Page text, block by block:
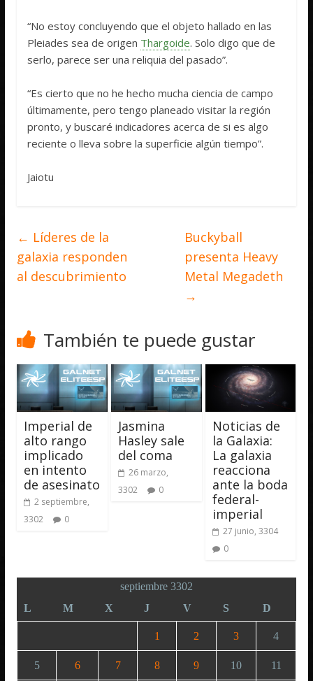
“No estoy concluyendo que el objeto hallado en las
Pleiades sea de origen Thargoide. Solo digo que de
serlo, parece ser una reliquia del pasado”.
“Es cierto que no he hecho mucha ciencia de campo
últimamente, pero tengo planeado visitar la región
pronto, y buscaré indicadores acerca de si es algo
reciente o lleva sobre la superficie algún tiempo”.
Jaiotu
← Líderes de la
galaxia responden
al descubrimiento
Buckyball
presenta Heavy
Metal Megadeth
→
También te puede gustar
Imperial de
alto rango
implicado
en intento
de asesinato
2 septiembre,
3302
0
Jasmina
Hasley sale
del coma
26 marzo,
3302
0
Noticias de
la Galaxia:
La galaxia
reacciona
ante la boda
federal-
imperial
27 junio, 3304
0
septiembre 3302
L
M X J V S D
1 2 3 4
5 6 7 8 9 10 11